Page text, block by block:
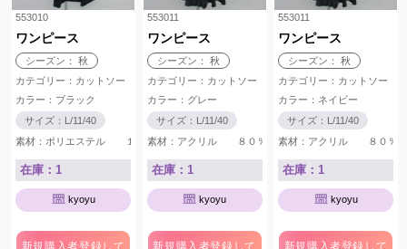
553010
ワンピース
シーズン： 秋
カテゴリー：カットソー
カラー：ブラック
サイズ：L/11/40
素材：ポリエステル １００％ レーヨン １００％
在庫：1
kyoyu
新規購入者登録して
553011
ワンピース
シーズン： 秋
カテゴリー：カットソー
カラー：グレー
サイズ：L/11/40
素材：アクリル ８０％ ウール ２０％
在庫：1
kyoyu
新規購入者登録して
553011
ワンピース
シーズン： 秋
カテゴリー：カットソー
カラー：ネイビー
サイズ：L/11/40
素材：アクリル ８０
在庫：1
kyoyu
新規購入者登録して